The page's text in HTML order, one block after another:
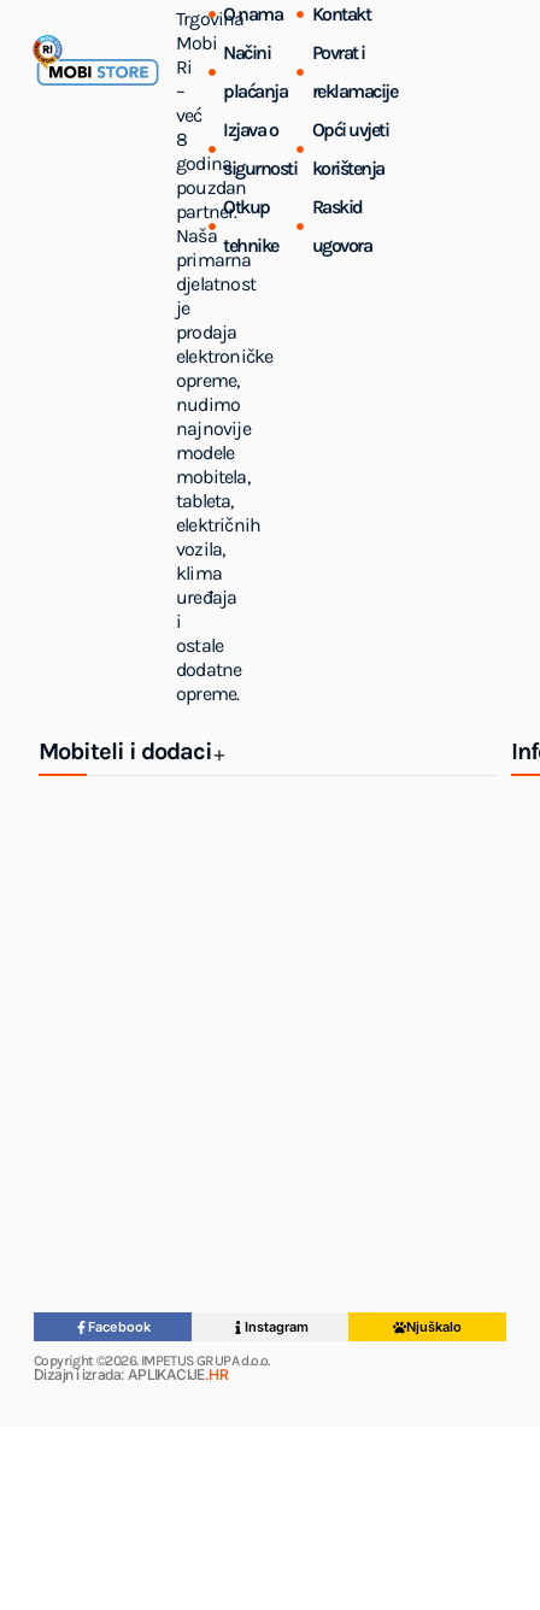
Trgovina
Mobi
Ri
–
već
8
godina
pouzdan
partner.
Naša
primarna
djelatnost
je
prodaja
elektroničke
opreme,
nudimo
najnovije
modele
mobitela,
tableta,
električnih
vozila,
klima
uređaja
i
ostale
dodatne
opreme.
O nama
Kontakt
Načini
plaćanja
Povrat i
reklamacije
Izjava o
sigurnosti
Opći uvjeti
korištenja
Otkup
tehnike
Raskid
ugovora
Facebook Instagram
Njuškalo
Copyright ©2026. IMPETUS GRUPA d.o.o.
Dizajn i izrada: APLIKACIJE.HR
Mobiteli i dodaci+